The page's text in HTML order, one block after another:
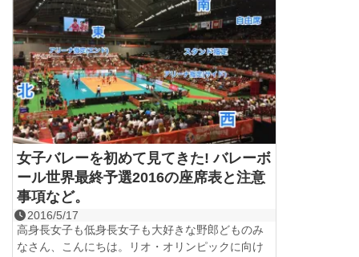
女子バレーを初めて見てきた! バレーボ
ール世界最終予選2016の座席表と注意
事項など。
2016/5/17
高身長女子も低身長女子も大好きな野郎どものみ
なさん、こんにちは。リオ・オリンピックに向け